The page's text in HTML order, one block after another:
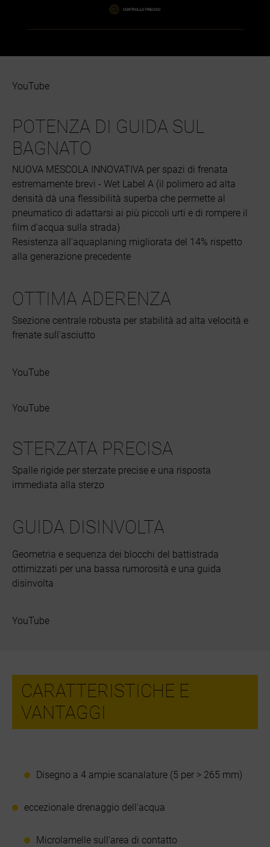
YouTube
POTENZA DI GUIDA SUL
BAGNATO
NUOVA MESCOLA INNOVATIVA per spazi di frenata
estremamente brevi - Wet Label A (il polimero ad alta
densità dà una flessibilità superba che permette al
pneumatico di adattarsi ai più piccoli urti e di rompere il
film d'acqua sulla strada)
Resistenza all'aquaplaning migliorata del 14% rispetto
alla generazione precedente
OTTIMA ADERENZA
Ssezione centrale robusta per stabilità ad alta velocità e
frenate sull'asciutto
YouTube
YouTube
STERZATA PRECISA
Spalle rigide per sterzate precise e una risposta
immediata alla sterzo
GUIDA DISINVOLTA
Geometria e sequenza dei blocchi del battistrada
ottimizzati per una bassa rumorosità e una guida
disinvolta
YouTube
CARATTERISTICHE E
VANTAGGI
Disegno a 4 ampie scanalature (5 per > 265 mm)
eccezionale drenaggio dell'acqua
Microlamelle sull'area di contatto